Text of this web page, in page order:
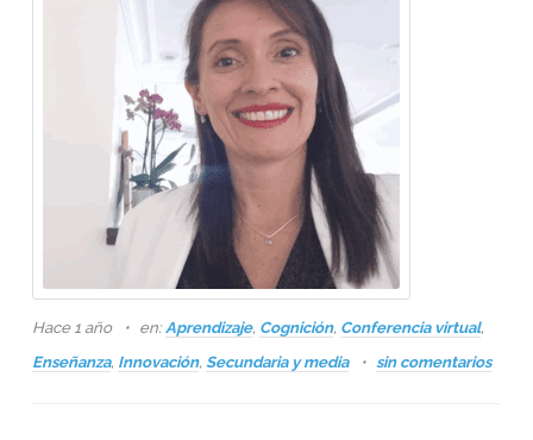
Hace 1 año en:Aprendizaje, Cognición, Conferencia virtual,
Enseñanza, Innovación, Secundaria y media sin comentarios